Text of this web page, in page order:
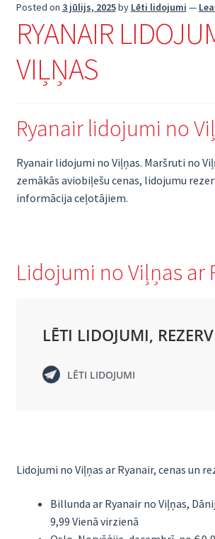
Posted on 3 jūlijs, 2025by Lēti lidojumi —
RYANAIR
VIĻŅAS
Ryanair lidojumi no
Ryanair lidojumi no Viļņas. Maršruti no
zemākās aviobiļešu cenas, lidojumu
informācija ceļotājiem.
Lidojumi no Viļņas ar
Lidojumi no Viļņas ar Ryanair, cenas un
Billunda ar Ryanair no Viļņas,
9,99 Vienā virzienā